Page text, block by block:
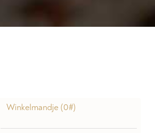
Winkelmandje (0#)